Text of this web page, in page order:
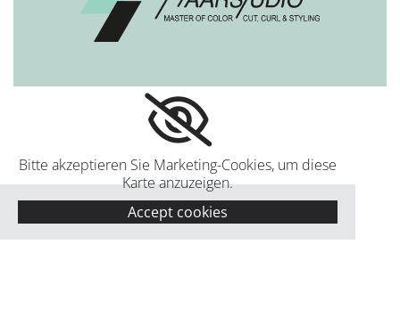
Bitte akzeptieren Sie Marketing-Cookies, um diese
Karte anzuzeigen.
Accept cookies